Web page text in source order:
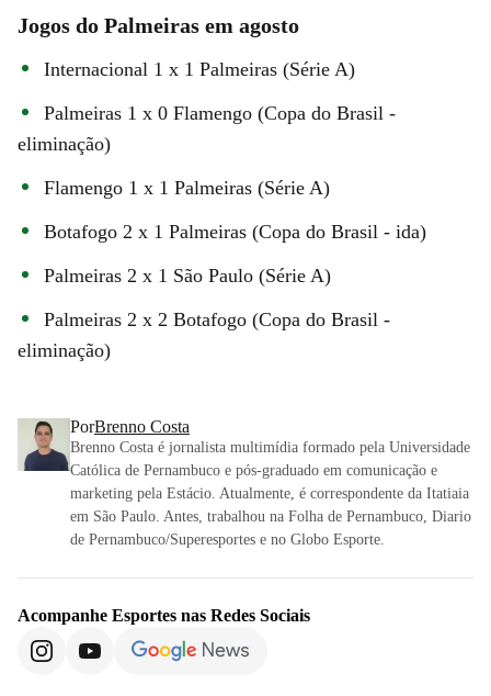
Jogos do Palmeiras em agosto
Internacional 1 x 1 Palmeiras (Série A)
Palmeiras 1 x 0 Flamengo (Copa do Brasil -
eliminação)
Flamengo 1 x 1 Palmeiras (Série A)
Botafogo 2 x 1 Palmeiras (Copa do Brasil - ida)
Palmeiras 2 x 1 São Paulo (Série A)
Palmeiras 2 x 2 Botafogo (Copa do Brasil -
eliminação)
PorBrenno Costa
Brenno Costa é jornalista multimídia formado pela Universidade
Católica de Pernambuco e pós-graduado em comunicação e
marketing pela Estácio. Atualmente, é correspondente da Itatiaia
em São Paulo. Antes, trabalhou na Folha de Pernambuco, Diario
de Pernambuco/Superesportes e no Globo Esporte.
Acompanhe Esportes nas Redes Sociais